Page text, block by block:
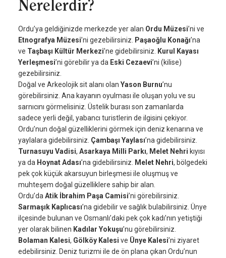
Nerelerdir?
Ordu’ya geldiğinizde merkezde yer alan Ordu Müzesi’ni ve
Etnografya Müzesi’ni gezebilirsiniz. Paşaoğlu Konağı’na
ve Taşbaşı Kültür Merkezi’ne gidebilirsiniz.
Kurul Kayası
Yerleşmesi’ni görebilir ya da Eski Cezaevi’ni (kilise)
gezebilirsiniz.
Doğal ve Arkeolojik sit alanı olan Yason Burnu’nu
görebilirsiniz. Ana kayanın oyulması ile oluşan yolu ve su
sarnıcını görmelisiniz. Üstelik burası son zamanlarda
sadece yerli değil, yabancı turistlerin de ilgisini çekiyor.
Ordu’nun doğal güzelliklerini görmek için deniz kenarına ve
yaylalara gidebilirsiniz. Çambaşı Yaylası’na gidebilirsiniz.
Turnasuyu Vadisi, Asarkaya Milli Parkı, Melet Nehri kıyısı
ya da Hoynat Adası’na gidebilirsiniz. Melet Nehri, bölgedeki
pek çok küçük akarsuyun birleşmesi ile oluşmuş ve
muhteşem doğal güzelliklere sahip bir alan.
Ordu’da Atik İbrahim Paşa Camisi’ni görebilirsiniz.
Sarmaşık Kaplıcası’na gidebilir ve sağlık bulabilirsiniz. Ünye
ilçesinde bulunan ve Osmanlı’daki pek çok kadı’nın yetiştiği
yer olarak bilinen Kadılar Yokuşu’nu görebilirsiniz.
Bolaman Kalesi, Gölköy Kalesi ve Ünye Kalesi’ni ziyaret
edebilirsiniz. Deniz turizmi ile de ön plana çıkan Ordu’nun